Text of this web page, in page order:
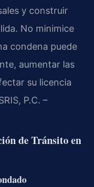
y construir
No minimice
condena puede
aumentar las
su licencia
P.C. –
de Tránsito en